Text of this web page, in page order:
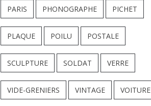
PARIS PHONOGRAPHE PICHET
PLAQUE POILU POSTALE
SCULPTURE SOLDAT VERRE
VIDE-GRENIERS VINTAGE VOITURE